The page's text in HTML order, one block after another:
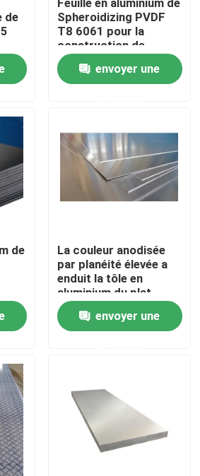
industriel
d'extrusion
de fente
de anodisation
adapté aux besoins du client
de commande numérique par
de
Feuille en aluminium de
Spheroidizing PVDF
T8 6061 pour la
construction de
bâtiments
envoyer une
de
La couleur anodisée
par planéité élevée a
enduit la tôle en
aluminium du plat
6061
envoyer une